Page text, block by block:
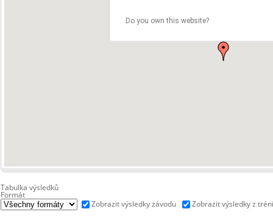
Do you own this website?
Tabulka výsledků
Formát
Zobrazit výsledky závodu
Zobrazit výsledky z